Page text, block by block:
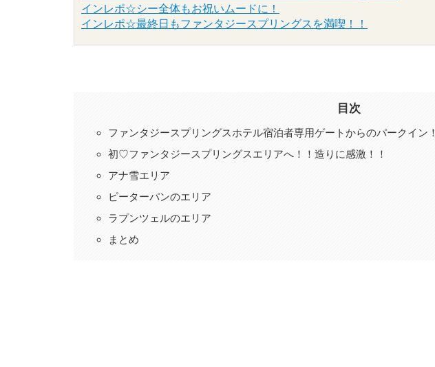
インレポ☆シー全体もお祝いムードに！
インレポ☆最終日もファンタジースプリングスを満喫！！
目次
ファンタジースプリングスホテル宿泊者専用ゲートからのパークイン！
初♡ファンタジースプリングスエリアへ！！造りに感激！！
アナ雪エリア
ピーターパンのエリア
ラプンツェルのエリア
まとめ